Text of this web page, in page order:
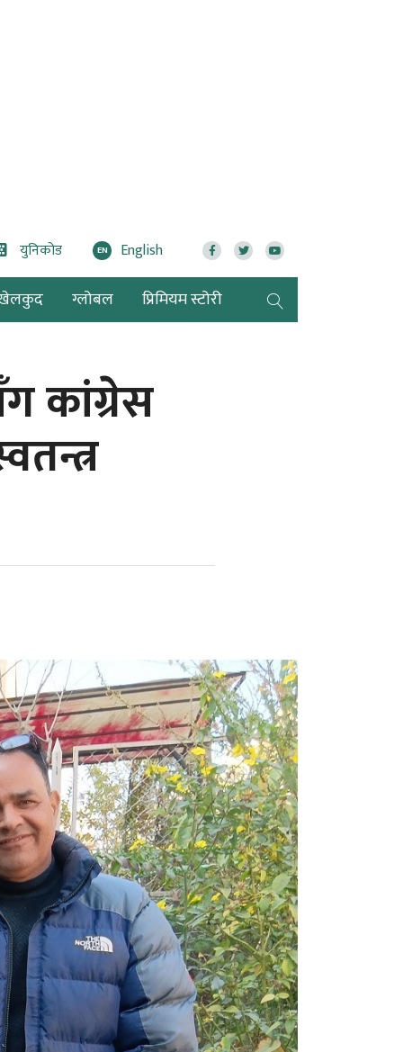
युनिकोड EN English
ग्लोबल प्रिमियम स्टोरी
कांग्रेस